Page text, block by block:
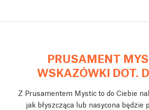
PRUSAMENT
WSKAZÓWKI DOT.
Z Prusamentem Mystic to do Ciebie
jak błyszcząca lub nasycona będzie